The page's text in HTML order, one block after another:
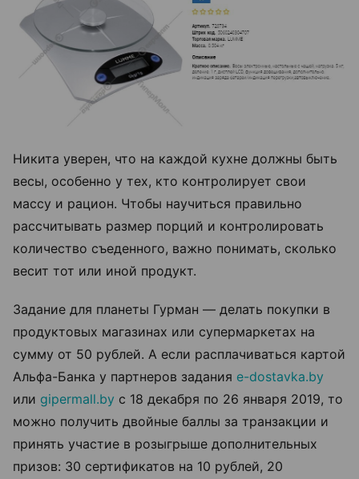
Никита уверен, что на каждой кухне должны быть
весы, особенно у тех, кто контролирует свои
массу и рацион. Чтобы научиться правильно
рассчитывать размер порций и контролировать
количество съеденного, важно понимать, сколько
весит тот или иной продукт.
Задание для планеты Гурман — делать покупки в
продуктовых магазинах или супермаркетах на
сумму от 50 рублей. А если расплачиваться картой
Альфа-Банка у партнеров задания e-dostavka.by
или gipermall.by с 18 декабря по 26 января 2019, то
можно получить двойные баллы за транзакции и
принять участие в розыгрыше дополнительных
призов: 30 сертификатов на 10 рублей, 20